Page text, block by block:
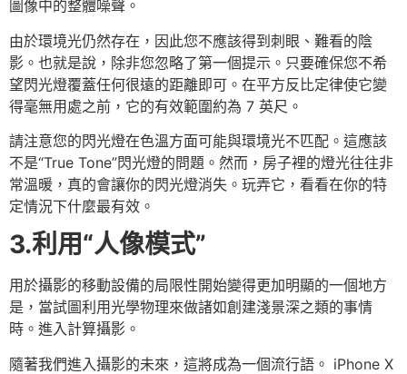
圖像中的整體噪聲。
由於環境光仍然存在，因此您不應該得到刺眼、難看的陰
影。也就是說，除非您忽略了第一個提示。只要確保您不希
望閃光燈覆蓋任何很遠的距離即可。在平方反比定律使它變
得毫無用處之前，它的有效範圍約為 7 英尺。
請注意您的閃光燈在色溫方面可能與環境光不匹配。這應該
不是“True Tone”閃光燈的問題。然而，房子裡的燈光往往非
常溫暖，真的會讓你的閃光燈消失。玩弄它，看看在你的特
定情況下什麼最有效。
3.利用“人像模式”
用於攝影的移動設備的局限性開始變得更加明顯的一個地方
是，當試圖利用光學物理來做諸如創建淺景深之類的事情
時。進入計算攝影。
隨著我們進入攝影的未來，這將成為一個流行語。 iPhone X